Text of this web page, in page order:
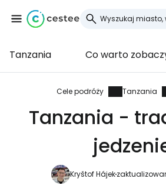
Tanzania Co warto
Cele podróży Tanzania
Tanzania -
Kryštof Hájek
Zaloguj się do
Cestee
... światowej społeczności
Kontynuuj z